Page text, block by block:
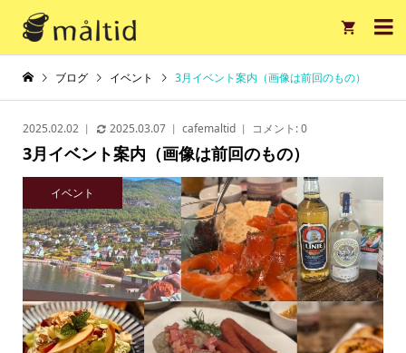

ブログ イベント 3月イベント案内（画像は前回のもの）
2025.02.02 2025.03.07 cafemaltid コメント:0
3月イベント案内（画像は前回のもの）
イベント